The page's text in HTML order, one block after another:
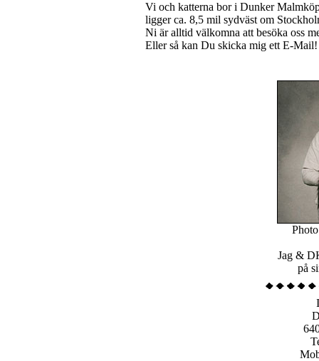
Vi och katterna bor i Dunker
ligger ca. 8,5 mil sydväst om
Ni är alltid välkomna att besöka oss
Eller så kan Du skicka mig ett E-Mail!
Jag &
på